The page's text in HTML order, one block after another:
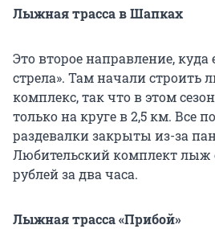
Лыжная трасса в Шапках
Это второе направление,
стрела». Там начали
комплекс, так что в этом
только на круге в 2,5 км. Все
раздевалки закрыты из-за
Любительский комплект лыж
рублей за два часа.
Лыжная трасса «Прибой»